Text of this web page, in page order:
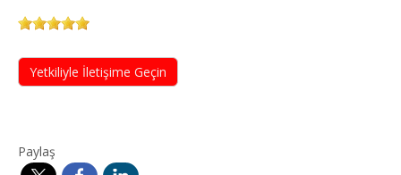
Yetkiliyle İletişime Geçin
Paylaş